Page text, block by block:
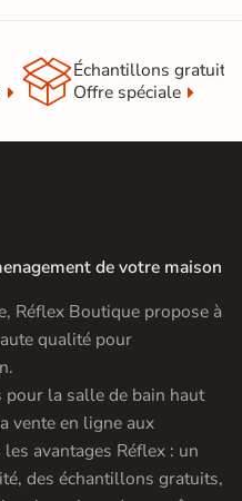
Échantillons gratuit
Offre spéciale
de votre maison
Réflex Boutique propose à
qualité pour
pour la salle de bain haut
vente en ligne aux
avantages Réflex : un
des échantillons gratuits,